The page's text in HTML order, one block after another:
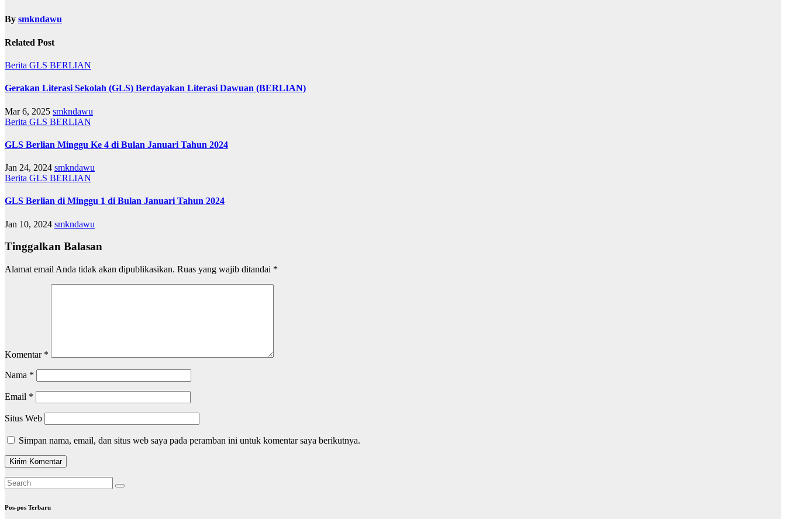
By smkndawu
Related Post
Berita GLS BERLIAN
Gerakan Literasi Sekolah (GLS) Berdayakan Literasi Dawuan (BERLIAN)
Mar 6, 2025 smkndawu
Berita GLS BERLIAN
GLS Berlian Minggu Ke 4 di Bulan Januari Tahun 2024
Jan 24, 2024 smkndawu
Berita GLS BERLIAN
GLS Berlian di Minggu 1 di Bulan Januari Tahun 2024
Jan 10, 2024 smkndawu
Tinggalkan Balasan
Alamat email Anda tidak akan dipublikasikan. Ruas yang wajib ditandai *
Komentar *
Nama *
Email *
Situs Web
Simpan nama, email, dan situs web saya pada peramban ini untuk komentar saya berikutnya.
Pos-pos Terbaru